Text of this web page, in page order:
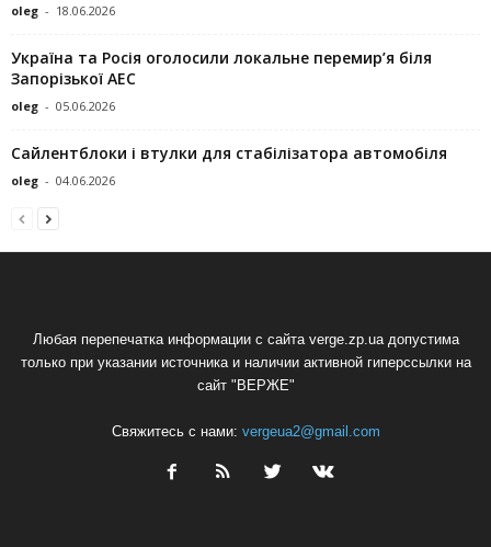
oleg - 18.06.2026
Україна та Росія оголосили локальне перемир’я біля
Запорізької АЕС
oleg - 05.06.2026
Сайлентблоки і втулки для стабілізатора автомобіля
oleg - 04.06.2026
Любая перепечатка информации с сайта verge.zp.ua допустима
только при указании источника и наличии активной гиперссылки на
сайт "ВЕРЖЕ"
Свяжитесь с нами: vergeua2@gmail.com